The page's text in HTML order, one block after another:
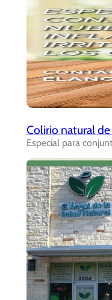
Colirio natural
Especial para